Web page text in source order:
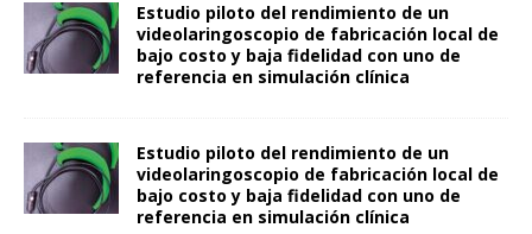
Estudio piloto del rendimiento de un
videolaringoscopio de fabricación local de
bajo costo y baja fidelidad con uno de
referencia en simulación clínica
Estudio piloto del rendimiento de un
videolaringoscopio de fabricación local de
bajo costo y baja fidelidad con uno de
referencia en simulación clínica